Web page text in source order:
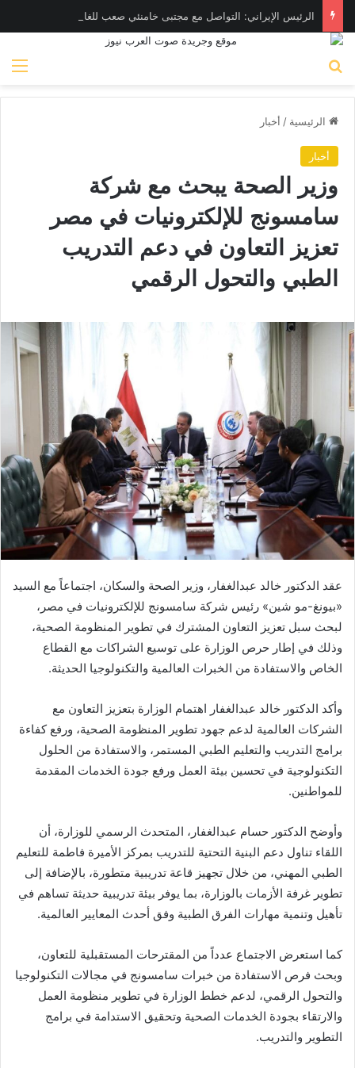
الرئيس الإيراني: التواصل مع مجتبى خامنئي صعب للغاية حالياً
الرئيسية / أخبار
أخبار
وزير الصحة يبحث مع شركة
سامسونج للإلكترونيات في مصر
تعزيز التعاون في دعم التدريب
الطبي والتحول الرقمي
عقد الدكتور خالد عبدالغفار، وزير الصحة والسكان، اجتماعاً مع السيد
«بيونغ-مو شين» رئيس شركة سامسونج للإلكترونيات في مصر،
لبحث سبل تعزيز التعاون المشترك في تطوير المنظومة الصحية،
وذلك في إطار حرص الوزارة على توسيع الشراكات مع القطاع
الخاص والاستفادة من الخبرات العالمية والتكنولوجيا الحديثة.
وأكد الدكتور خالد عبدالغفار اهتمام الوزارة بتعزيز التعاون مع
الشركات العالمية لدعم جهود تطوير المنظومة الصحية، ورفع كفاءة
برامج التدريب والتعليم الطبي المستمر، والاستفادة من الحلول
التكنولوجية في تحسين بيئة العمل ورفع جودة الخدمات المقدمة
للمواطنين.
وأوضح الدكتور حسام عبدالغفار، المتحدث الرسمي للوزارة، أن
اللقاء تناول دعم البنية التحتية للتدريب بمركز الأميرة فاطمة للتعليم
الطبي المهني، من خلال تجهيز قاعة تدريبية متطورة، بالإضافة إلى
تطوير غرفة الأزمات بالوزارة، بما يوفر بيئة تدريبية حديثة تساهم في
تأهيل وتنمية مهارات الفرق الطبية وفق أحدث المعايير العالمية.
كما استعرض الاجتماع عدداً من المقترحات المستقبلية للتعاون،
وبحث فرص الاستفادة من خبرات سامسونج في مجالات التكنولوجيا
والتحول الرقمي، لدعم خطط الوزارة في تطوير منظومة العمل
والارتقاء بجودة الخدمات الصحية وتحقيق الاستدامة في برامج
التطوير والتدريب.